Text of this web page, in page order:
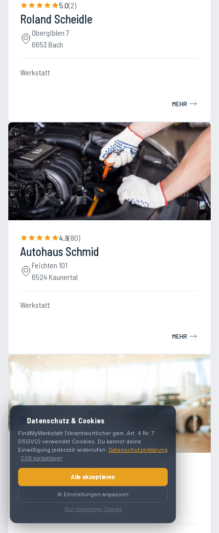
5.0(2)
Roland Scheidle
Obergiblen 7
6653 Bach
Werkstatt
MEHR
4.9(80)
Autohaus Schmid
Feichten 101
6524 Kaunertal
Werkstatt
MEHR
4.5(25)
Autohaus Reinstadler
Niederhof 214
6474 Jerzens
🍪 Datenschutz & Cookies
FindMyWerkstatt (Verantwortlicher gem. Art. 4 Nr. 7
DSGVO) verwendet Cookies. Du kannst deine
Einwilligung jederzeit widerrufen. Datenschutzerklärung
· DSB kontaktieren
Alle akzeptieren
⚙️ Einstellungen anpassen
Nur notwendige Cookies